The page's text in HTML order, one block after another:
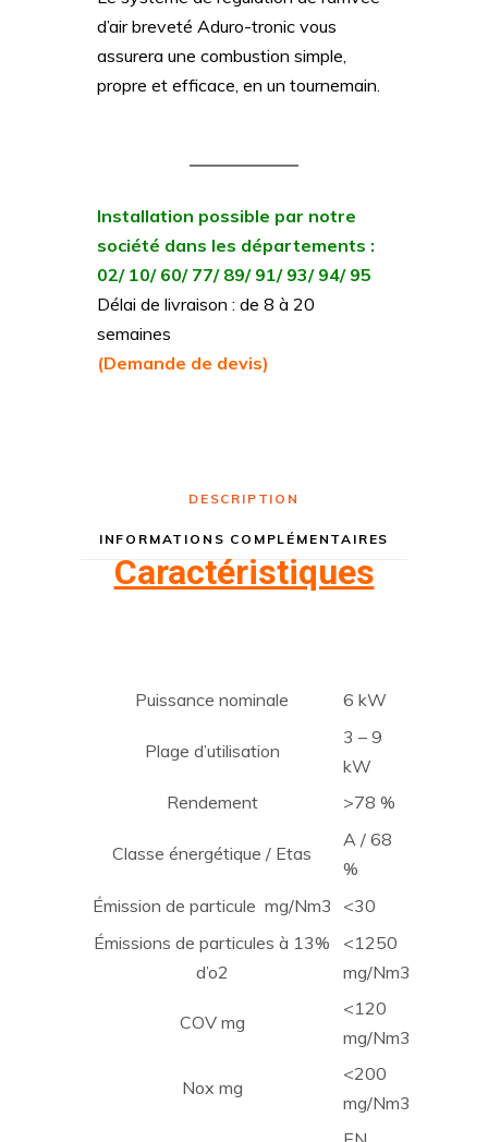
d’air breveté Aduro-tronic vous
assurera une combustion simple,
propre et efficace, en un tournemain.
Installation possible par notre
société dans les départements :
02/ 10/ 60/ 77/ 89/ 91/ 93/ 94/ 95
Délai de livraison : de 8 à 20
semaines
(Demande de devis)
DESCRIPTION
INFORMATIONS COMPLÉMENTAIRES
Caractéristiques
Puissance nominale 6 kW
Plage d’utilisation
3 – 9
kW
Rendement
>78 %
Classe énergétique / Etas
A / 68
%
Émission de particule mg/Nm3
<30
Émissions de particules à 13%
d’o2
<1250
mg/Nm3
COV mg
<120
mg/Nm3
Nox mg
<200
mg/Nm3